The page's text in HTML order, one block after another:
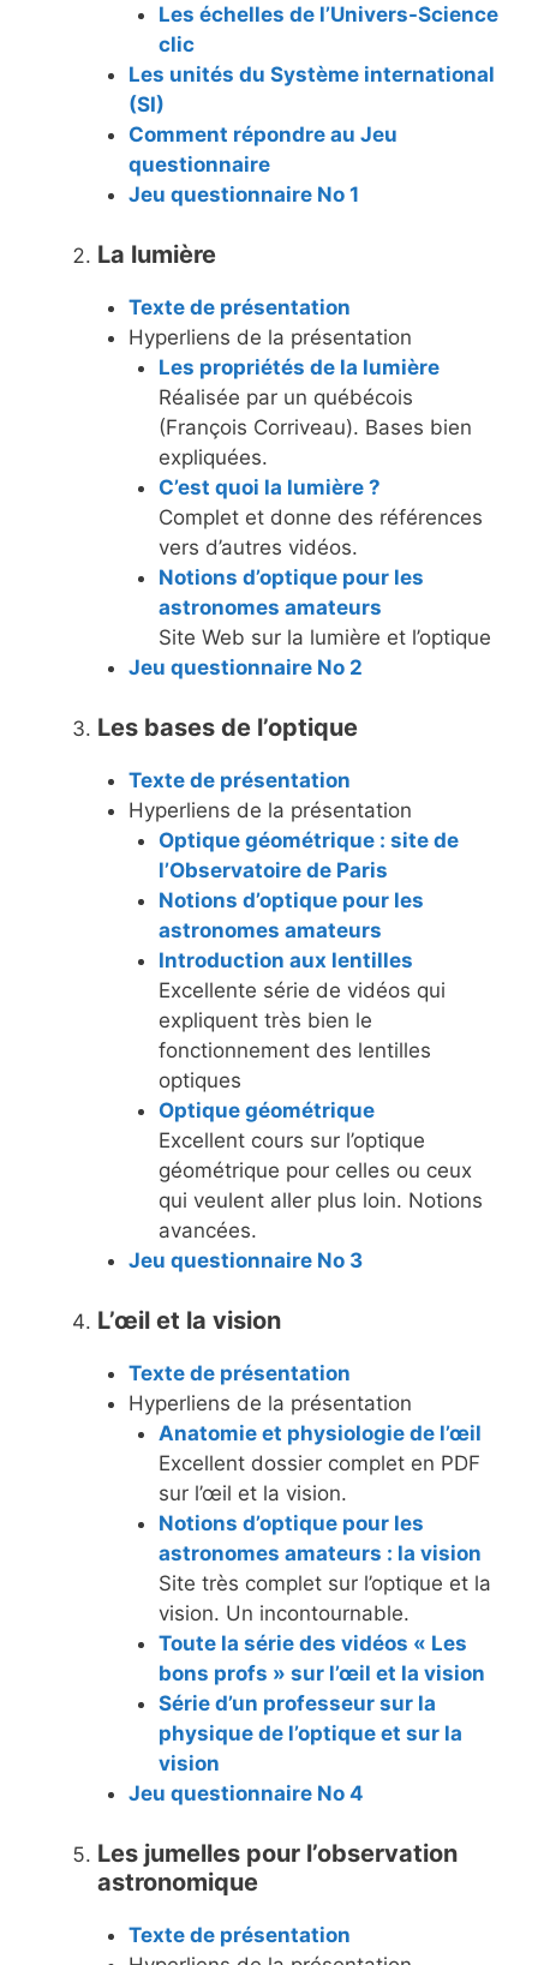
Les échelles de l’Univers-Science
clic
Les unités du Système international
(SI)
Comment répondre au Jeu
questionnaire
Jeu questionnaire No 1
La lumière
Texte de présentation
Hyperliens de la présentation
Les propriétés de la lumière
Réalisée par un québécois
(François Corriveau). Bases bien
expliquées.
C’est quoi la lumière ?
Complet et donne des références
vers d’autres vidéos.
Notions d’optique pour les
astronomes amateurs
Site Web sur la lumière et l’optique
Jeu questionnaire No 2
Les bases de l’optique
Texte de présentation
Hyperliens de la présentation
Optique géométrique : site de
l’Observatoire de Paris
Notions d’optique pour les
astronomes amateurs
Introduction aux lentilles
Excellente série de vidéos qui
expliquent très bien le
fonctionnement des lentilles
optiques
Optique géométrique
Excellent cours sur l’optique
géométrique pour celles ou ceux
qui veulent aller plus loin. Notions
avancées.
Jeu questionnaire No 3
L’œil et la vision
Texte de présentation
Hyperliens de la présentation
Anatomie et physiologie de l’œil
Excellent dossier complet en PDF
sur l’œil et la vision.
Notions d’optique pour les
astronomes amateurs : la vision
Site très complet sur l’optique et la
vision. Un incontournable.
Toute la série des vidéos « Les
bons profs » sur l’œil et la vision
Série d’un professeur sur la
physique de l’optique et sur la
vision
Jeu questionnaire No 4
Les jumelles pour l’observation
astronomique
Texte de présentation